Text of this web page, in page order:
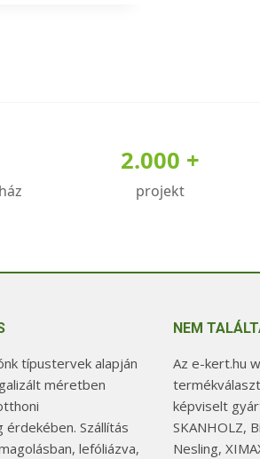
2.000 +
projekt
típustervek alapján
méretben
Szállítás
lefóliázva,
NEM
Az e-kert.hu
képviselt
SKANHOLZ,
Nesling,